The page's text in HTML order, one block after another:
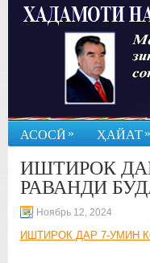
АСОСӢ » ҲАЙАТ»
ИШТИРОК
РАВАНДИ
Ноябрь 12, 2024
ИШТИРОК ДАР 7-УМИН